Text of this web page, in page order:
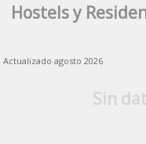
Hostels y
Actualizado agosto 2026
Sin